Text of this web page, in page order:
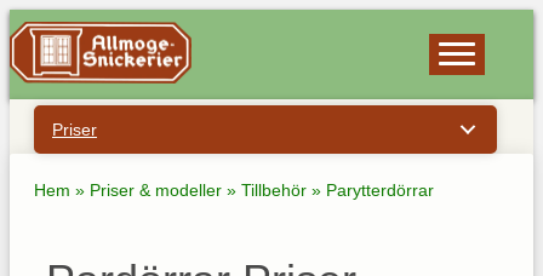
Priser
Hem » Priser & modeller » Tillbehör » Parytterdörrar